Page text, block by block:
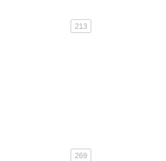
213
269